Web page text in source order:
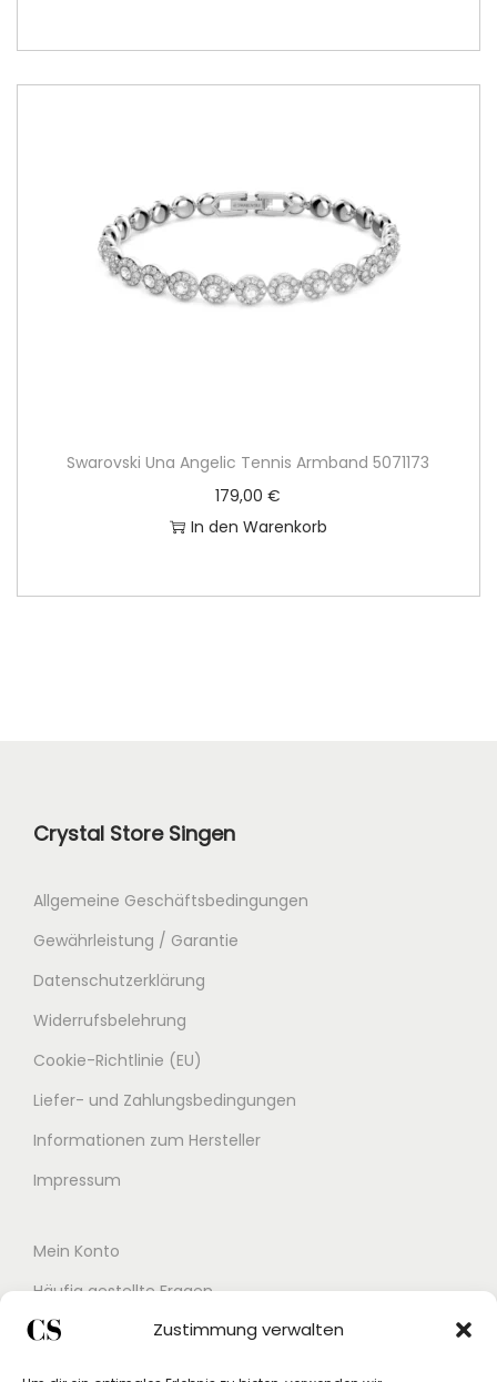
Zustimmung verwalten
Swarovski Una Angelic Tennis Armband 5071173
179,00€
In den Warenkorb
Crystal Store Singen
Allgemeine Geschäftsbedingungen
Gewährleistung / Garantie
Datenschutzerklärung
Widerrufsbelehrung
Cookie-Richtlinie (EU)
Liefer- und Zahlungsbedingungen
Informationen zum Hersteller
Impressum
Mein Konto
Häufig gestellte Fragen
Kontakt